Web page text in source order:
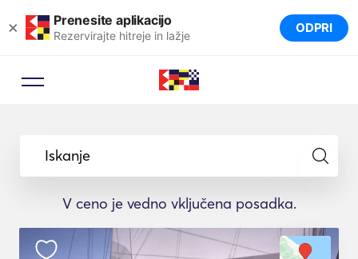
× Prenesite aplikacijo
Rezervirajte hitreje in lažje ODPRI
Iskanje
V ceno je vedno vključena posadka.